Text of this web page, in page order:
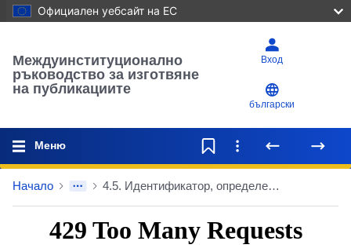
Официален уебсайт на ЕС
Междуинституционално
ръководство за изготвяне
на публикациите
Вход
български
Меню
Начало 4.5. Идентификатор, определен от Съда на Европейския съюз